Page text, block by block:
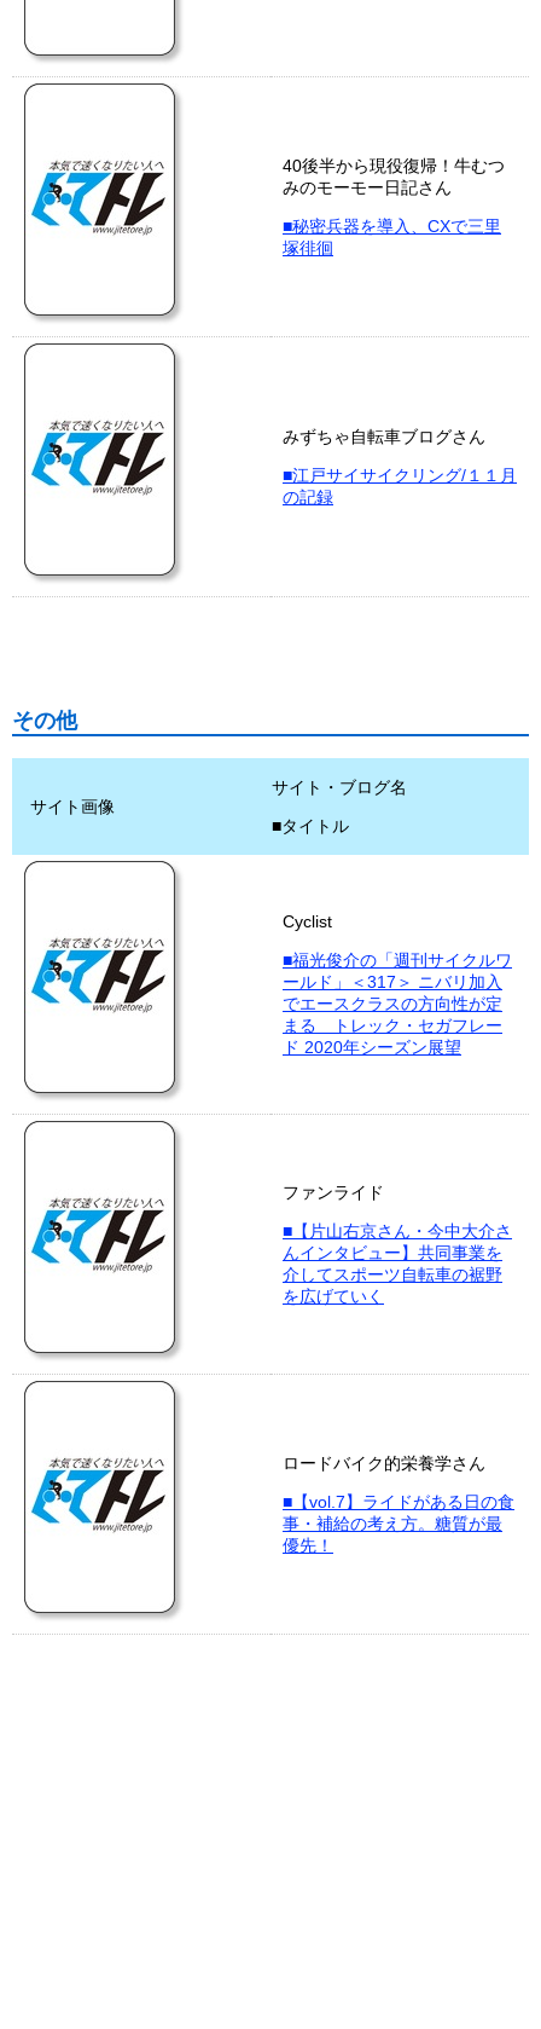
40後半から現役復帰！牛むつ
みのモーモー日記さん
■秘密兵器を導入、CXで三里
塚徘徊
みずちゃ自転車ブログさん
■江戸サイサイクリング/１１月
の記録
その他
サイト画像
サイト・ブログ名
■タイトル
Cyclist
■福光俊介の「週刊サイクルワ
ールド」＜317＞ ニバリ加入
でエースクラスの方向性が定
まる トレック・セガフレー
ド 2020年シーズン展望
ファンライド
■【片山右京さん・今中大介さ
んインタビュー】共同事業を
介してスポーツ自転車の裾野
を広げていく
ロードバイク的栄養学さん
■【vol.7】ライドがある日の食
事・補給の考え方。糖質が最
優先！